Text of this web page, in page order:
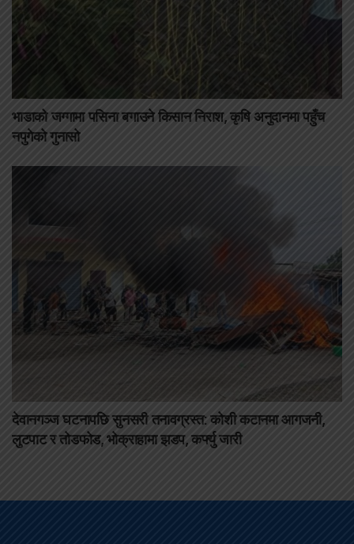
भाडाको जग्गामा पसिना बगाउने किसान निराश, कृषि अनुदानमा पहुँच
नपुगेको गुनासो
देवानगञ्ज घटनापछि सुनसरी तनावग्रस्त: कोशी कटानमा आगजनी,
लुटपाट र तोडफोड, भोक्राहामा झडप, कर्फ्यु जारी